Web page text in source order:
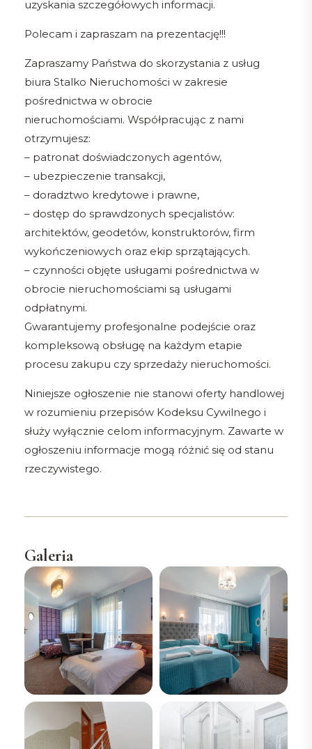
uzyskania szczegółowych informacji.
Polecam i zapraszam na prezentację!!!
Zapraszamy Państwa do skorzystania z usług
biura Stalko Nieruchomości w zakresie
pośrednictwa w obrocie
nieruchomościami. Współpracując z nami
otrzymujesz:
– patronat doświadczonych agentów,
– ubezpieczenie transakcji,
– doradztwo kredytowe i prawne,
– dostęp do sprawdzonych specjalistów:
architektów, geodetów, konstruktorów, firm
wykończeniowych oraz ekip sprzątających.
– czynności objęte usługami pośrednictwa w
obrocie nieruchomościami są usługami
odpłatnymi.
Gwarantujemy profesjonalne podejście oraz
kompleksową obsługę na każdym etapie
procesu zakupu czy sprzedaży nieruchomości.
Niniejsze ogłoszenie nie stanowi oferty handlowej
w rozumieniu przepisów Kodeksu Cywilnego i
służy wyłącznie celom informacyjnym. Zawarte w
ogłoszeniu informacje mogą różnić się od stanu
rzeczywistego.
Galeria